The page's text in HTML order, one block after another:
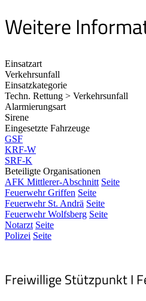
Weitere
Einsatzart
Verkehrsunfall
Einsatzkategorie
Techn. Rettung > Verkehrsunfall
Alarmierungsart
Sirene
Eingesetzte Fahrzeuge
GSF
KRF-W
SRF-K
Beteiligte Organisationen
AFK Mittlerer-Abschnitt Seite
Feuerwehr Griffen Seite
Feuerwehr St. Andrä Seite
Feuerwehr Wolfsberg Seite
Notarzt Seite
Polizei Seite
Freiwillige Stützpunkt I